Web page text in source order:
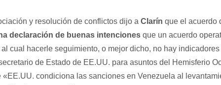
y resolución de conflictos dijo a Clarín que el acuerdo
declaración de buenas intenciones que un acuerdo
cual hacerle seguimiento, o mejor dicho, no hay
de Estado de EE.UU. para asuntos del Hemisferio
«EE.UU. condiciona las sanciones en Venezuela al